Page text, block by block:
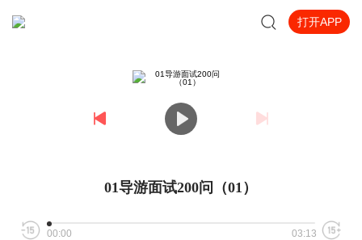
打开APP
01导游面试200问（01）
00:00 03:13